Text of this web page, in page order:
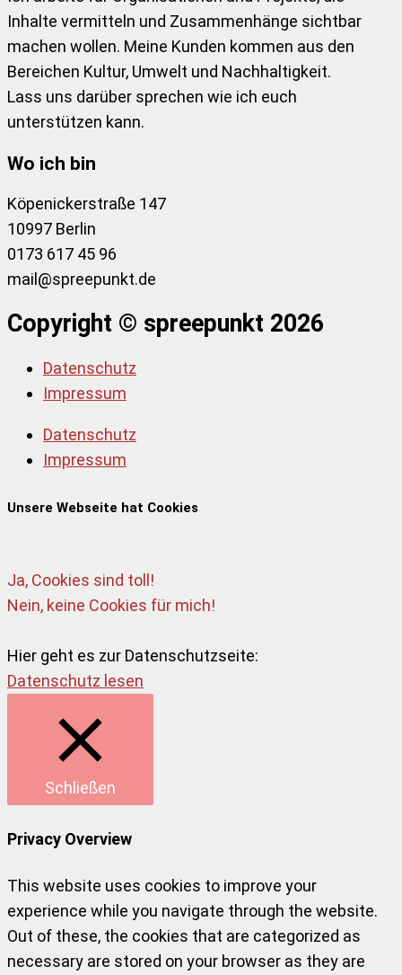
Inhalte vermitteln und Zusammenhänge sichtbar
machen wollen. Meine Kunden kommen aus den
Bereichen Kultur, Umwelt und Nachhaltigkeit.
Lass uns darüber sprechen wie ich euch
unterstützen kann.
Wo ich bin
Köpenickerstraße 147
10997 Berlin
0173 617 45 96
mail@spreepunkt.de
Copyright © spreepunkt 2026
Datenschutz
Impressum
Datenschutz
Impressum
Unsere Webseite hat Cookies
Ja, Cookies sind toll!
Nein, keine Cookies für mich!
Hier geht es zur Datenschutzseite:
Datenschutz lesen
Schließen
Privacy Overview
This website uses cookies to improve your
experience while you navigate through the website.
Out of these, the cookies that are categorized as
necessary are stored on your browser as they are